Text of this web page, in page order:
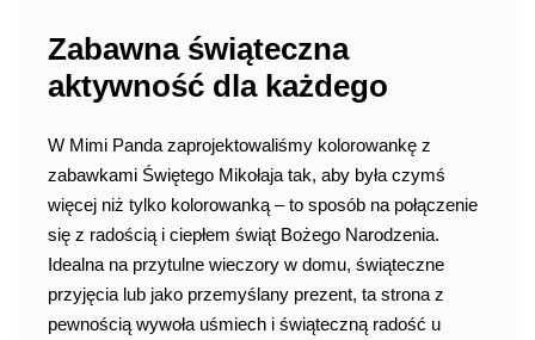
Zabawna świąteczna
aktywność dla każdego
W Mimi Panda zaprojektowaliśmy kolorowankę z
zabawkami Świętego Mikołaja tak, aby była czymś
więcej niż tylko kolorowanką – to sposób na połączenie
się z radością i ciepłem świąt Bożego Narodzenia.
Idealna na przytulne wieczory w domu, świąteczne
przyjęcia lub jako przemyślany prezent, ta strona z
pewnością wywoła uśmiech i świąteczną radość u